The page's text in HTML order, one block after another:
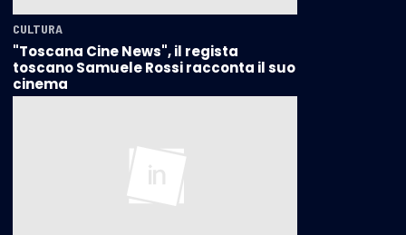
CULTURA
"Toscana Cine News", il regista
toscano Samuele Rossi racconta il suo
cinema